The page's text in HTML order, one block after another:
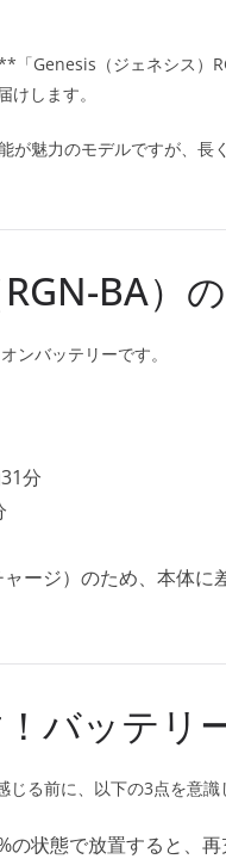
「Genesis（ジェネシス）
けします。
が魅力のモデルですが、
BA）
ンバッテリーです。
分
ージ）のため、本体
バッテリ
る前に、以下の3点を意識
の状態で放置すると、